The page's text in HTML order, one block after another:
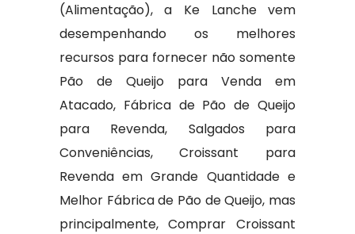
(Alimentação), a Ke Lanche vem
desempenhando os melhores
recursos para fornecer não somente
Pão de Queijo para Venda em
Atacado, Fábrica de Pão de Queijo
para Revenda, Salgados para
Conveniências, Croissant para
Revenda em Grande Quantidade e
Melhor Fábrica de Pão de Queijo, mas
principalmente, Comprar Croissant